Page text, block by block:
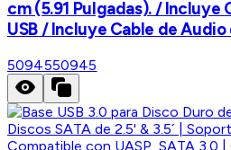
cm (5.91 Pulgadas). / Incluye
USB / Incluye Cable de Audio
5094550945